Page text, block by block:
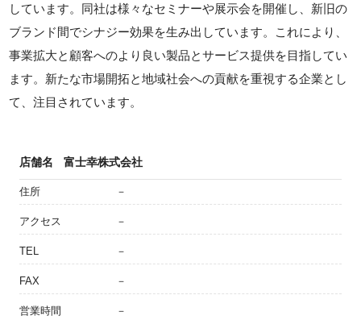
しています。同社は様々なセミナーや展示会を開催し、新旧の
ブランド間でシナジー効果を生み出しています。これにより、
事業拡大と顧客へのより良い製品とサービス提供を目指してい
ます。新たな市場開拓と地域社会への貢献を重視する企業とし
て、注目されています。
店舗名 富士幸株式会社
住所 －
アクセス －
TEL －
FAX －
営業時間 －